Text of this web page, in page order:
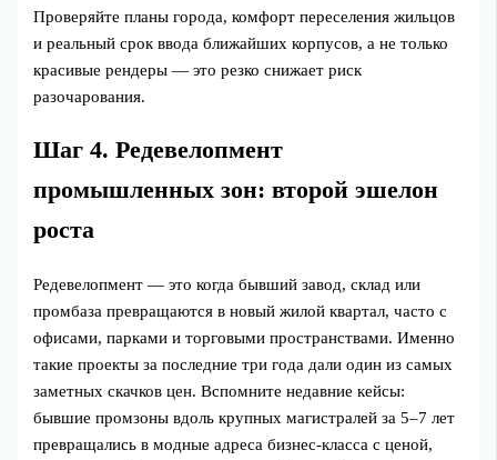
Проверяйте планы города, комфорт переселения жильцов
и реальный срок ввода ближайших корпусов, а не только
красивые рендеры — это резко снижает риск
разочарования.
Шаг 4. Редевелопмент
промышленных зон: второй эшелон
роста
Редевелопмент — это когда бывший завод, склад или
промбаза превращаются в новый жилой квартал, часто с
офисами, парками и торговыми пространствами. Именно
такие проекты за последние три года дали один из самых
заметных скачков цен. Вспомните недавние кейсы:
бывшие промзоны вдоль крупных магистралей за 5–7 лет
превращались в модные адреса бизнес‑класса с ценой,